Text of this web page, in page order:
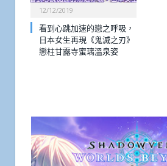
12/12/2019
看到心跳加速的戀之呼吸，
日本女生再現《鬼滅之刃》
戀柱甘露寺蜜璃溫泉姿